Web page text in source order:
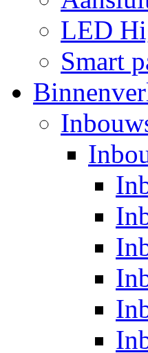
LED
Smart